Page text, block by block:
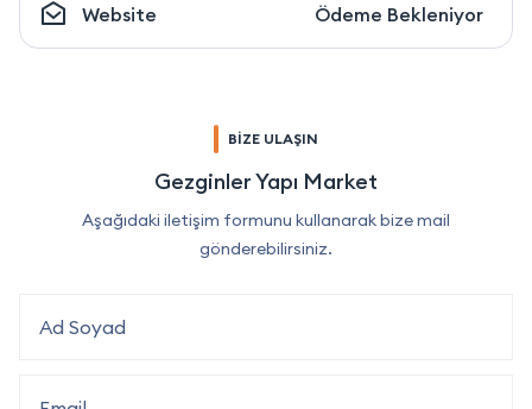
Website Ödeme Bekleniyor
BİZE ULAŞIN
Gezginler Yapı Market
Aşağıdaki iletişim formunu kullanarak bize mail
gönderebilirsiniz.